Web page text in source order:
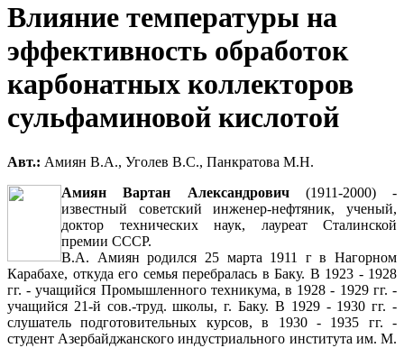
Влияние температуры на
эффективность обработок
карбонатных коллекторов
сульфаминовой кислотой
Авт.: Амиян В.А., Уголев В.С., Панкратова М.Н.
Амиян Вартан Александрович(1911-2000) -
известный советский инженер-нефтяник, ученый,
доктор технических наук, лауреат Сталинской
премии СССР.
В.А. Амиян родился 25 марта 1911 г в Нагорном
Карабахе, откуда его семья перебралась в Баку. В 1923 - 1928
гг. - учащийся Промышленного техникума, в 1928 - 1929 гг. -
учащийся 21-й сов.-труд. школы, г. Баку. В 1929 - 1930 гг. -
слушатель подготовительных курсов, в 1930 - 1935 гг. -
студент Азербайджанского индустриального института им. М.